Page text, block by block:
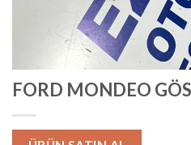
FORD MONDEO